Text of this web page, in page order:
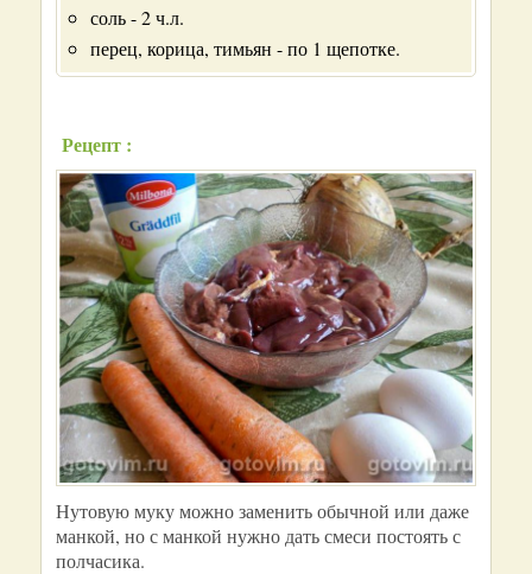
соль - 2 ч.л.
перец, корица, тимьян - по 1 щепотке.
Рецепт :
Нутовую муку можно заменить обычной или даже
манкой, но с манкой нужно дать смеси постоять с
полчасика.